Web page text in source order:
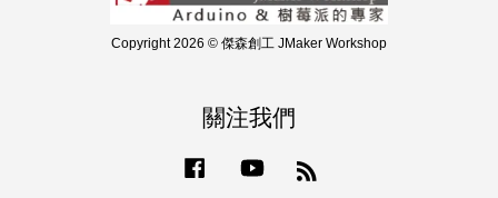
Copyright 2026 © 傑森創工 JMaker Workshop
關注我們
Facebook YouTube